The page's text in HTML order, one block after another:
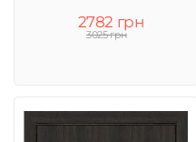
2782 грн
3025 грн